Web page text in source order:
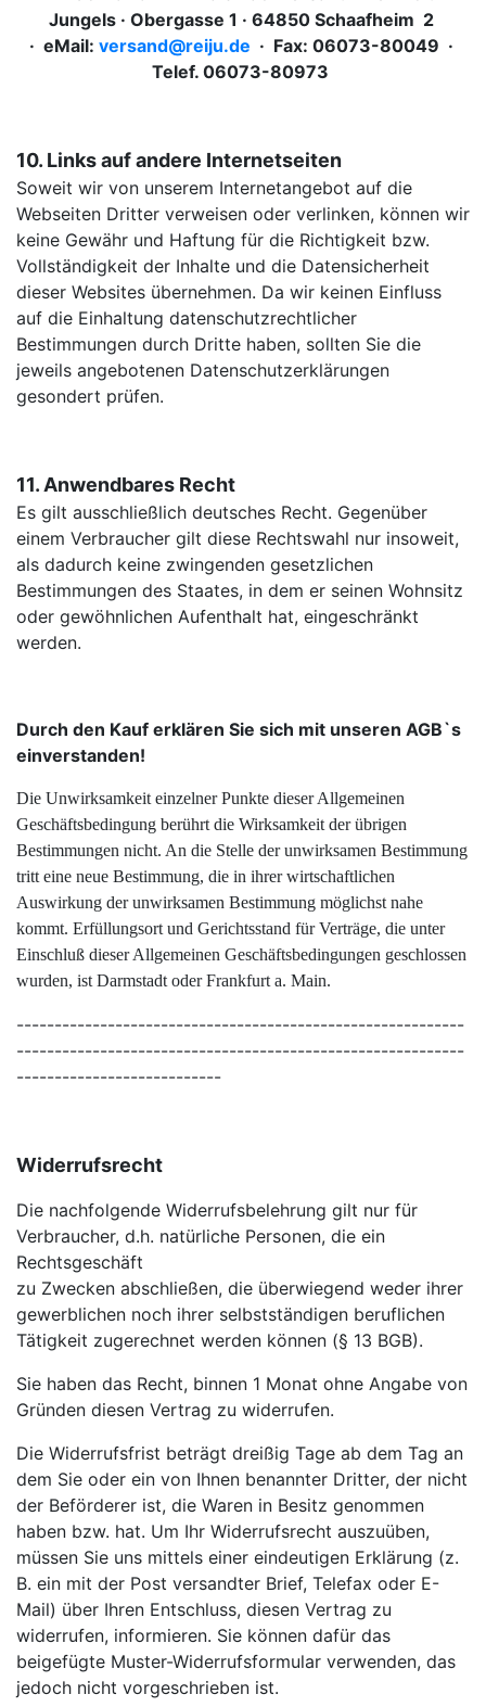
Jungels · Obergasse 1 · 64850 Schaafheim 2
· eMail: versand@reiju.de · Fax: 06073-80049 ·
Telef. 06073-80973
10. Links auf andere Internetseiten
Soweit wir von unserem Internetangebot auf die
Webseiten Dritter verweisen oder verlinken, können wir
keine Gewähr und Haftung für die Richtigkeit bzw.
Vollständigkeit der Inhalte und die Datensicherheit
dieser Websites übernehmen. Da wir keinen Einfluss
auf die Einhaltung datenschutzrechtlicher
Bestimmungen durch Dritte haben, sollten Sie die
jeweils angebotenen Datenschutzerklärungen
gesondert prüfen.
11. Anwendbares Recht
Es gilt ausschließlich deutsches Recht. Gegenüber
einem Verbraucher gilt diese Rechtswahl nur insoweit,
als dadurch keine zwingenden gesetzlichen
Bestimmungen des Staates, in dem er seinen Wohnsitz
oder gewöhnlichen Aufenthalt hat, eingeschränkt
werden.
Durch den Kauf erklären Sie sich mit unseren AGB`s
einverstanden!
Die Unwirksamkeit einzelner Punkte dieser Allgemeinen
Geschäftsbedingung berührt die Wirksamkeit der übrigen
Bestimmungen nicht. An die Stelle der unwirksamen Bestimmung
tritt eine neue Bestimmung, die in ihrer wirtschaftlichen
Auswirkung der unwirksamen Bestimmung möglichst nahe
kommt. Erfüllungsort und Gerichtsstand für Verträge, die unter
Einschluß dieser Allgemeinen Geschäftsbedingungen geschlossen
wurden, ist Darmstadt oder Frankfurt a. Main.
-----------------------------------------------------------
-----------------------------------------------------------
---------------------------
Widerrufsrecht
Die nachfolgende Widerrufsbelehrung gilt nur für
Verbraucher, d.h. natürliche Personen, die ein
Rechtsgeschäft
zu Zwecken abschließen, die überwiegend weder ihrer
gewerblichen noch ihrer selbstständigen beruflichen
Tätigkeit zugerechnet werden können (§ 13 BGB).
Sie haben das Recht, binnen 1 Monat ohne Angabe von
Gründen diesen Vertrag zu widerrufen.
Die Widerrufsfrist beträgt dreißig Tage ab dem Tag an
dem Sie oder ein von Ihnen benannter Dritter, der nicht
der Beförderer ist, die Waren in Besitz genommen
haben bzw. hat. Um Ihr Widerrufsrecht auszuüben,
müssen Sie uns mittels einer eindeutigen Erklärung (z.
B. ein mit der Post versandter Brief, Telefax oder E-
Mail) über Ihren Entschluss, diesen Vertrag zu
widerrufen, informieren. Sie können dafür das
beigefügte Muster-Widerrufsformular verwenden, das
jedoch nicht vorgeschrieben ist.